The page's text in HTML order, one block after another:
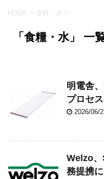
HOME > 食糧・水 >
「食糧・水」 一
明電舎
プロセ
2026/06/
Welzo
務提携